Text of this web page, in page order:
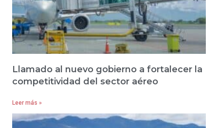
Llamado al nuevo gobierno a fortalecer la
competitividad del sector aéreo
Leer más »